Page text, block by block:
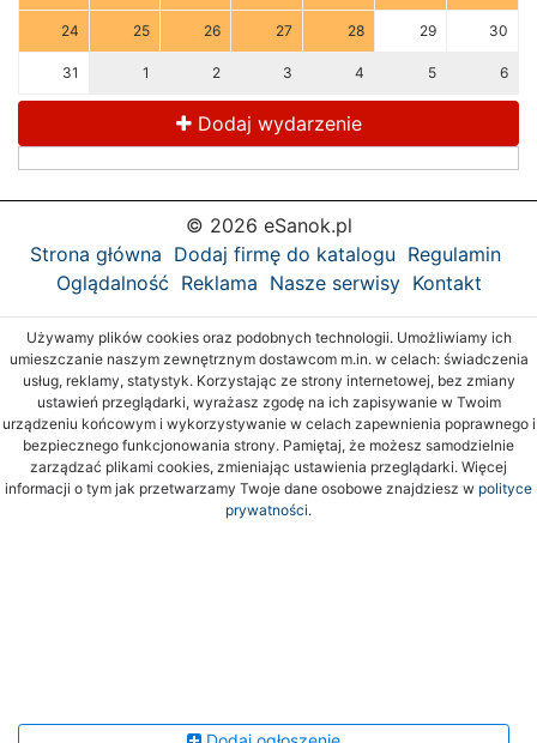
24 25 26 27 28 29 30
31 1 2 3 4 5 6
Dodaj wydarzenie
© 2026 eSanok.pl
Strona główna Dodaj firmę do katalogu Regulamin
Oglądalność Reklama Nasze serwisy Kontakt
Używamy plików cookies oraz podobnych technologii. Umożliwiamy ich
umieszczanie naszym zewnętrznym dostawcom m.in. w celach: świadczenia
usług, reklamy, statystyk. Korzystając ze strony internetowej, bez zmiany
ustawień przeglądarki, wyrażasz zgodę na ich zapisywanie w Twoim
urządzeniu końcowym i wykorzystywanie w celach zapewnienia poprawnego i
bezpiecznego funkcjonowania strony. Pamiętaj, że możesz samodzielnie
zarządzać plikami cookies, zmieniając ustawienia przeglądarki. Więcej
informacji o tym jak przetwarzamy Twoje dane osobowe znajdziesz w polityce
prywatności.